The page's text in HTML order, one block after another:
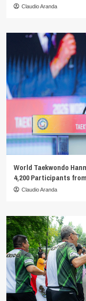
Claudio Aranda
World Taekwondo
4,200 Participants
Claudio Aranda